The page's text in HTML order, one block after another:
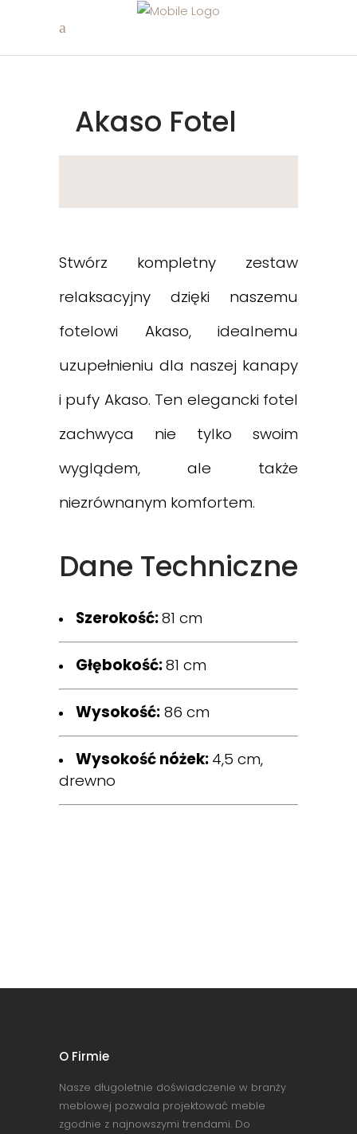
Akaso Fotel
Stwórz kompletny zestaw
relaksacyjny dzięki naszemu
fotelowi Akaso, idealnemu
uzupełnieniu dla naszej kanapy
i pufy Akaso. Ten elegancki fotel
zachwyca nie tylko swoim
wyglądem, ale także
niezrównanym komfortem.
Dane Techniczne
Szerokość:81 cm
Głębokość:81 cm
Wysokość:86 cm
Wysokość nóżek:4,5 cm,
drewno
O Firmie
Nasze długoletnie doświadczenie w branży
meblowej pozwala projektować meble
zgodnie z najnowszymi trendami. Do